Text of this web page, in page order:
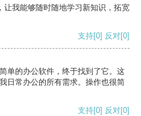
让我能够随时随地学习新知识，拓宽
支持[0] 反对[0]
单的办公软件，终于找到了它。这
日常办公的所有需求。操作也很简
支持[0] 反对[0]